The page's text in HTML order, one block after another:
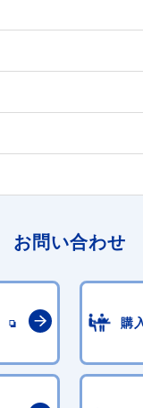
お問い合わせ
購